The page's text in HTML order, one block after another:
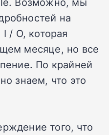
на
/ O, которая
месяце, но все
По крайней
знаем, что это
того, что